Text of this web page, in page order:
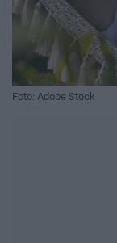
Foto: Adobe Stock